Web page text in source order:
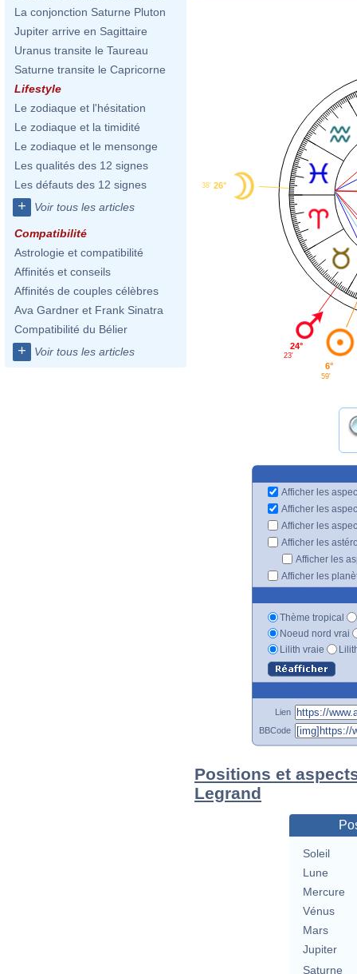
La conjonction Saturne Pluton
Jupiter arrive en Sagittaire
Uranus transite le Taureau
Saturne transite le Capricorne
Lifestyle
Le zodiaque et l'hésitation
Le zodiaque et la timidité
Le zodiaque et le mensonge
Les qualités des 12 signes
Les défauts des 12 signes
+ Voir tous les articles
Compatibilité
Astrologie et compatibilité
Affinités et conseils
Affinités de couples célèbres
Ava Gardner et Frank Sinatra
Compatibilité du Bélier
+ Voir tous les articles
26°
38'
24°
23'
6°
59'
Afficher les
Afficher les
Afficher les
Afficher les
Afficher les
Afficher les
Thème tropical
Noeud nord vrai
Lilith vraie
Lien
BBCode
Positions et
Legrand
Soleil
Lune
Mercure
Vénus
Mars
Jupiter
Saturne